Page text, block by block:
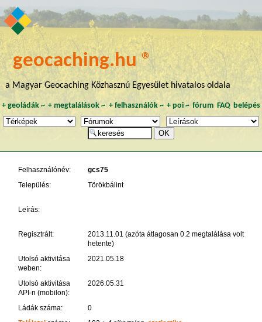
geocaching.hu ®
a Magyar Geocaching Közhasznú Egyesület hivatalos oldala
+ geoládák~ +megtalálások ~ + felhasználók~ + poi~ fórum FAQ belépés
Felhasználónév:
gcs75
Település:
Törökbálint
Leírás:
Regisztrált:
2013.11.01 (azóta átlagosan 0.2 megtalálása volt
hetente)
Utolsó aktivitása
weben:
2021.05.18
Utolsó aktivitása
API-n (mobilon):
2026.05.31
Ládák száma:
0